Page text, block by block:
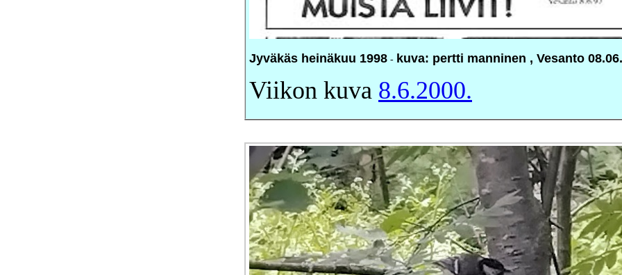
Jyväkäs heinäkuu 1998 - kuva: pertti manninen , Vesanto
Viikon kuva 8.6.2000.